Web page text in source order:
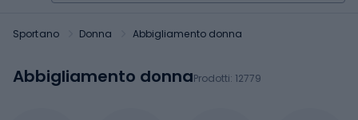
Sportano Donna Abbigliamento donna
Abbigliamento donnaProdotti: 12779